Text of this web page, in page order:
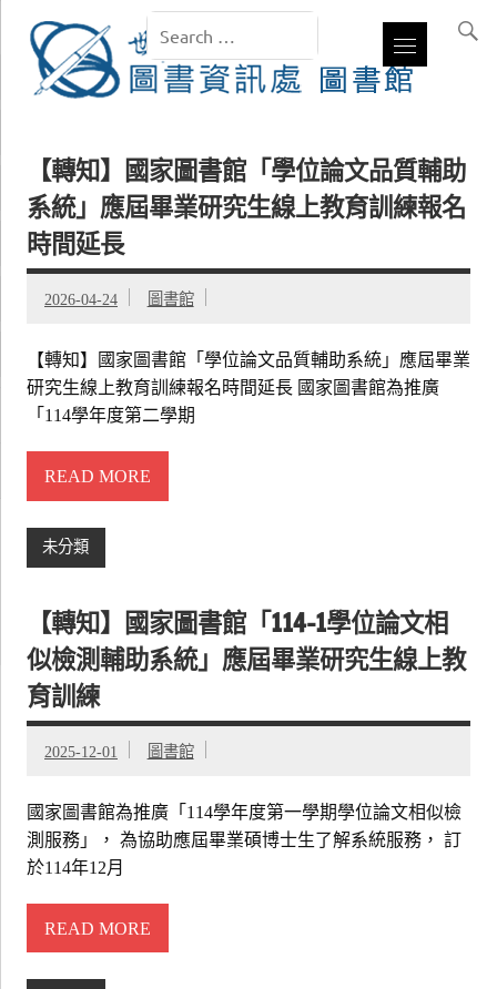
【轉知】國家圖書館「學位論文品質輔助
系統」應屆畢業研究生線上教育訓練報名
時間延長
2026-04-24 圖書館
【轉知】國家圖書館「學位論文品質輔助系統」應屆畢業
研究生線上教育訓練報名時間延長 國家圖書館為推廣
「114學年度第二學期
READ MORE
未分類
【轉知】國家圖書館「114-1學位論文相
似檢測輔助系統」應屆畢業研究生線上教
育訓練
2025-12-01 圖書館
國家圖書館為推廣「114學年度第一學期學位論文相似檢
測服務」， 為協助應屆畢業碩博士生了解系統服務， 訂
於114年12月
READ MORE